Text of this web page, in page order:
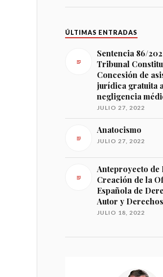
ÚLTIMAS ENTRADAS
Sentencia 86/
Tribunal
Concesión de
jurídica gratuita
negligencia
JULIO 27, 2022
Anatocismo
JULIO 27, 2022
Anteproyecto de
Creación de la
Española de
Autor y
JULIO 18, 2022